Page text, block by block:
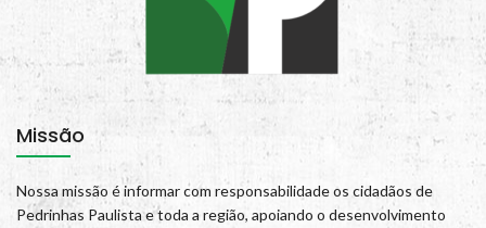
Missão
Nossa missão é informar com responsabilidade os cidadãos de
Pedrinhas Paulista e toda a região, apoiando o desenvolvimento